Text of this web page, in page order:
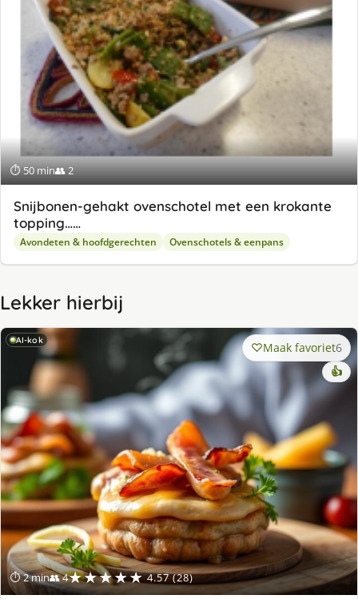
⏱ 50 min👥 2
Snijbonen-gehakt ovenschotel met een krokante
topping……
Avondeten & hoofdgerechten Ovenschotels & eenpans
Lekker hierbij
AI-kok
⏱ 2 min👥 4★★★★★ 4.57 (28)
Maak favoriet6
👍